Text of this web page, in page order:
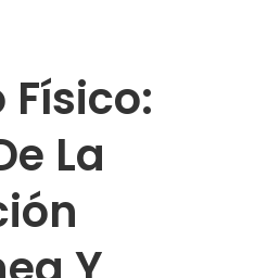
Físico:
La